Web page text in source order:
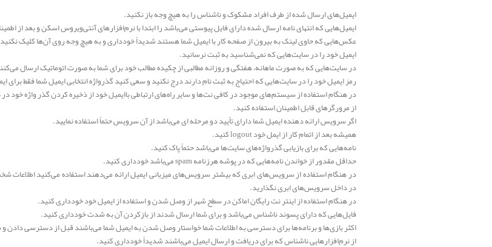
ایمیل‌های ارسال شده از طرف افراد مشکوک و ناشناس را به هیچ وجه باز نکنید.
ایمیل‌هایی که انتهای نامه ارسال شده دارای فایل پیوستی می‌باشد را ابتدا با نرم‌افزارهای آنتی‌ویروس اسکن و بعد از
عکس‌هایی که حاوی لینک به بیرون از صفحه کار با ایمیل شما هستند شدیداً خودداری و به هیچ وجه روی آن‌ها کلیک
ایمیل خود را در سایت‌هایی که نمی‌شناسید به ثبت نرسانید.
در سایت‌هایی که به صورت ماهانه، هفتگی و روزانه مطالبی از چکیده مطالب خود برای شما به صورت اتوماتیک ارسال
رمز ایمیل خود را در سایت‌هایی که احتیاج به ثبت نام دارند درج نکنید و سعی کنید گذرواژه انتخابی ایمیل شما فقط برای
در هنگام استفاده از سیستم‌های موجود در کافی نت‌ها و سایر راه‌های ارتباطی باایمیل خود از ذخیره کردن گذر واژه
از مرورگرهای قابل اطمینان استفاده کنید.
اگر سرویس ارائه دهنده ایمیل شما دارای تأیید دو مرحله ای می‌باشد از آن سرویس حتماً استفاده نمایید.
همیشه بعد از اتمام کار از ایمل خود logout کنید.
نامه‌هایی که برای بازیابی گذرواژه‌های سایت‌ها می‌باشد حتماً پاک کنید.
حداقل مقدور از خواندن نامه‌هایی که در پوشه هرزنامه spam می‌باشد خودداری کنید.
در هنگام استفاده از سرویس‌های ابری که بیشتر سرویس‌های میزبانی ایمیل ارائه می‌دهند استفاده می‌کنید
در داخل سرویس‌های ابری نگذارید.
در هنگام استفاده از اینتر نت رایگان اماکن در سطح شهر از وصل شدن و استفاده از ایمیل خود خودداری کنید.
فایل‌هایی که دارای پسوند ناشناس می‌باشد و برای شما ارسال شدند از بازکردن آن به شدت خودداری کنید.
اکثر بازی‌ها و برنامه‌ها برای دسترسی به اطلاعات شما خواستار وصل شدن به ایمیل شما می‌باشند قبل از دسترسی دادن
از نرم‌افزارهایی ناشناس که برای دریافت و ارسال ایمیل می‌باشند شدیداً خودداری کنید.